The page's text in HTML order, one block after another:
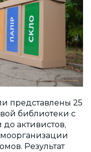
представлены 25
библиотеки с
активистов,
Результат